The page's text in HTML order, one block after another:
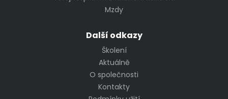
Mzdy
Další odkazy
Školení
Aktuálně
O společnosti
Kontakty